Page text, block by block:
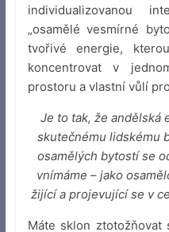
individualizovanou
„osamělé vesmírné
tvořivé energie,
koncentrovat v
prostoru a vlastní vůlí
Je to tak, že andělská
skutečnému lidskému
osamělých bytostí se
vnímáme – jako
žijící a projevující se v
Máte sklon ztotožňovat